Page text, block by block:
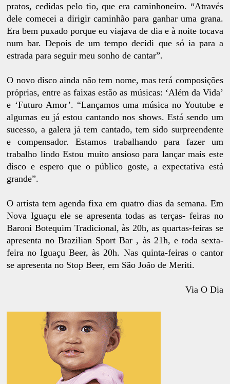
pratos, cedidas pelo tio, que era caminhoneiro. “Através
dele comecei a dirigir caminhão para ganhar uma grana.
Era bem puxado porque eu viajava de dia e à noite tocava
num bar. Depois de um tempo decidi que só ia para a
estrada para seguir meu sonho de cantar”.
O novo disco ainda não tem nome, mas terá composições
próprias, entre as faixas estão as músicas: ‘Além da Vida’
e ‘Futuro Amor’. “Lançamos uma música no Youtube e
algumas eu já estou cantando nos shows. Está sendo um
sucesso, a galera já tem cantado, tem sido surpreendente
e compensador. Estamos trabalhando para fazer um
trabalho lindo Estou muito ansioso para lançar mais este
disco e espero que o público goste, a expectativa está
grande”.
O artista tem agenda fixa em quatro dias da semana. Em
Nova Iguaçu ele se apresenta todas as terças- feiras no
Baroni Botequim Tradicional, às 20h, as quartas-feiras se
apresenta no Brazilian Sport Bar , às 21h, e toda sexta-
feira no Iguaçu Beer, às 20h. Nas quinta-feiras o cantor
se apresenta no Stop Beer, em São João de Meriti.
Via O Dia